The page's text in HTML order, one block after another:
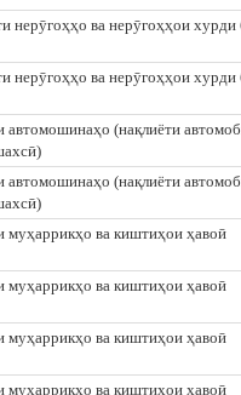
нерӯгоҳҳо ва нерӯгоҳҳои хурди
нерӯгоҳҳо ва нерӯгоҳҳои хурди
автомошинаҳо (нақлиёти
автомошинаҳо (нақлиёти
муҳаррикҳо ва киштиҳои ҳавоӣ
муҳаррикҳо ва киштиҳои ҳавоӣ
муҳаррикҳо ва киштиҳои ҳавоӣ
муҳаррикҳо ва киштиҳои ҳавоӣ